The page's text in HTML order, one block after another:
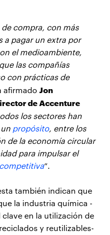
compra, con más
a pagar un extra por
el medioambiente,
las compañías
con prácticas de
afirmado Jon
de Accenture
los sectores han
propósito, entre los
de la economía circular
para impulsar el
”.
también indican que
la industria química -
en la utilización de
y reutilizables-